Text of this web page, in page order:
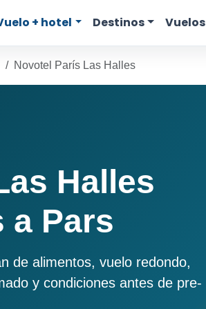
+ hotel Destinos Vuelos
Novotel París Las Halles
Halles
a Pars
de alimentos, vuelo redondo,
y condiciones antes de pre-